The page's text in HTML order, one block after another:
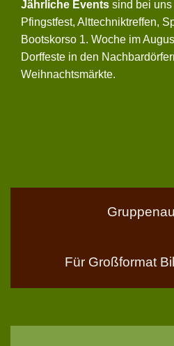
Jährliche Events sind bei uns
Pfingstfest, Alttechniktreffen,
Bootskorso 1. Woche im
Dorffeste in den
Weihnachtsmärkte.
Für Großformat